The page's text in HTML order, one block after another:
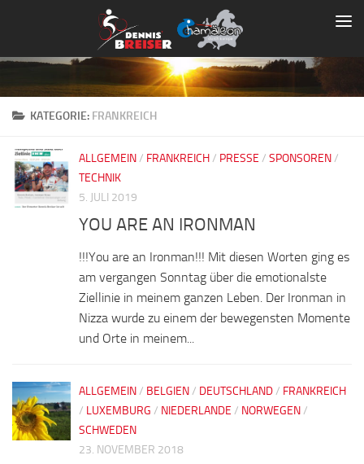
Zum Inhalt springen
KATEGORIE: FRANKREICH
ALLGEMEIN/ FRANKREICH/ PRESSE / SPONSOREN/
TECHNIK
5. JULI 2019
YOU ARE AN IRONMAN
!!!You are an Ironman!!! Mit diesen Worten ging es
am vergangen Sonntag über die emotionalste
Ziellinie in meinem ganzen Leben. Der Ironman in
Nizza wurde zu einem der bewegensten Momente
und Orte in meinem...
ALLGEMEIN/ BELGIEN/ DEUTSCHLAND/ FRANKREICH
/ LUXEMBURG / NIEDERLANDE / NORWEGEN/
SCHWEDEN
23. NOVEMBER 2018